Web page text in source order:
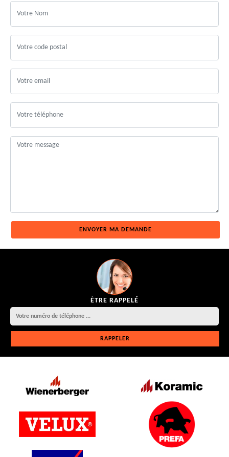
ÊTRE RAPPELÉ